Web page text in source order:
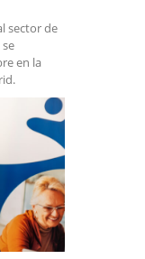
sector de
en la